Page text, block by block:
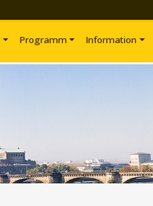
Programm Information